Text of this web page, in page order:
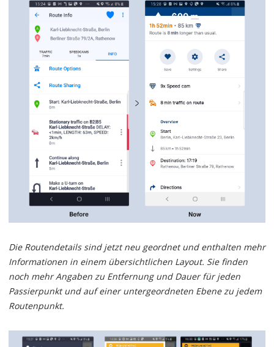
Die Routendetails sind jetzt neu geordnet und enthalten mehr
Informationen in einem übersichtlichen Layout. Sie finden
noch mehr Angaben zu Entfernung und Dauer für jeden
Passierpunkt und auf einer untergeordneten Ebene zu jedem
Routenpunkt.